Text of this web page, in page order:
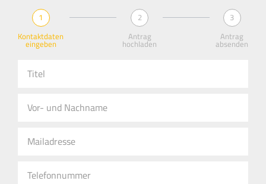
1
Kontaktdaten
eingeben
2
Antrag
hochladen
3
Antrag
absenden